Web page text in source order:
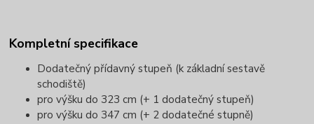
Kompletní specifikace
Dodatečný přídavný stupeň (k základní sestavě
schodiště)
pro výšku do 323 cm (+ 1 dodatečný stupeň)
pro výšku do 347 cm (+ 2 dodatečné stupně)